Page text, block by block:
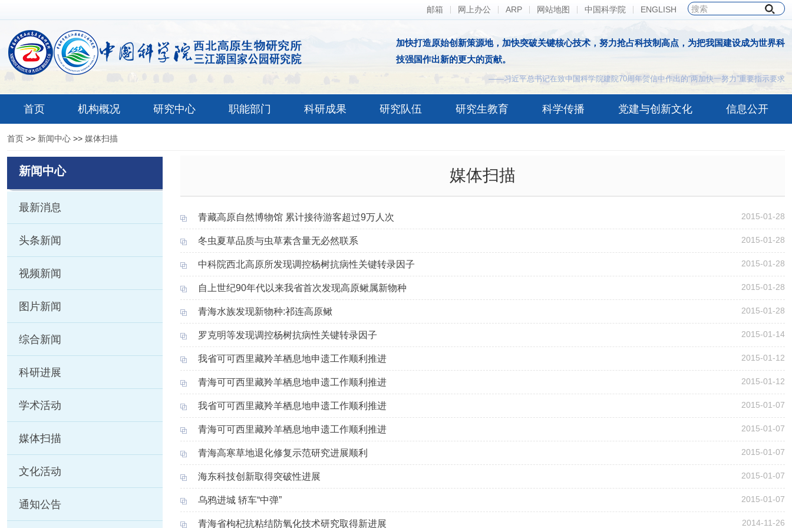
邮箱 网上办公 ARP 网站地图 中国科学院 ENGLISH
加快打造原始创新策源地，加快突破关键核心技术，努力抢占科技制高点，为把我国建设成为世界科
技强国作出新的更大的贡献。
——习近平总书记在致中国科学院建院70周年贺信中作出的“两加快一努力”重要指示要求
首页 机构概况 研究中心 职能部门 科研成果 研究队伍 研究生教育 科学传播 党建与创新文化 信息公开
首页 >> 新闻中心 >> 媒体扫描
新闻中心
最新消息
头条新闻
视频新闻
图片新闻
综合新闻
科研进展
学术活动
媒体扫描
文化活动
通知公告
媒体扫描
青藏高原自然博物馆 累计接待游客超过9万人次 2015-01-28
冬虫夏草品质与虫草素含量无必然联系 2015-01-28
中科院西北高原所发现调控杨树抗病性关键转录因子 2015-01-28
自上世纪90年代以来我省首次发现高原鳅属新物种 2015-01-28
青海水族发现新物种:祁连高原鳅 2015-01-28
罗克明等发现调控杨树抗病性关键转录因子 2015-01-14
我省可可西里藏羚羊栖息地申遗工作顺利推进 2015-01-12
青海可可西里藏羚羊栖息地申遗工作顺利推进 2015-01-12
我省可可西里藏羚羊栖息地申遗工作顺利推进 2015-01-07
青海可可西里藏羚羊栖息地申遗工作顺利推进 2015-01-07
青海高寒草地退化修复示范研究进展顺利 2015-01-07
海东科技创新取得突破性进展 2015-01-07
乌鸦进城 轿车“中弹” 2015-01-07
青海省枸杞抗粘结防氧化技术研究取得新进展 2014-11-26